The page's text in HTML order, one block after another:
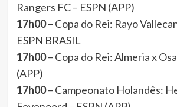
Rangers FC – ESPN (APP)
17h00– Copa do Rei: Rayo
ESPN BRASIL
17h00– Copa do Rei: Almeria x
(APP)
17h00– Campeonato Holandês: